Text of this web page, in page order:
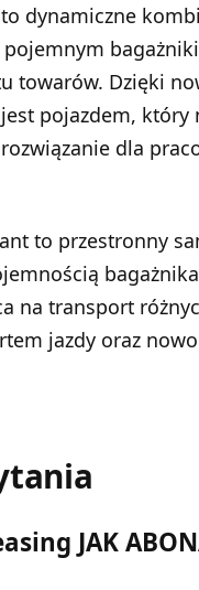
to dynamiczne
towarów. Dzięki
jest pojazdem,
dla
to przestronny
na transport
jazdy oraz
JAK